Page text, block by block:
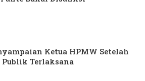
Ketua HPMW Setelah
Publik Terlaksana